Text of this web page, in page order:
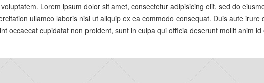
Lorem ipsum dolor sit amet, consectetur adipisicing elit, sed do
ullamco laboris nisi ut aliquip ex ea commodo consequat. Duis aute
occaecat cupidatat non proident, sunt in culpa qui officia deserunt mollit anim